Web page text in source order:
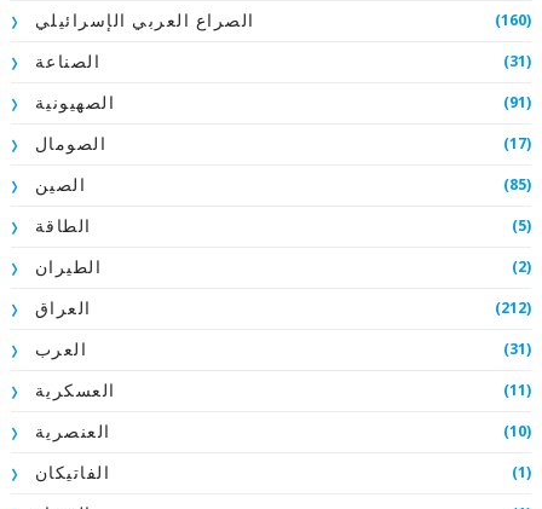
الصراع العربي الإسرائيلي (160)
الصناعة (31)
الصهيونية (91)
الصومال (17)
الصين (85)
الطاقة (5)
الطيران (2)
العراق (212)
العرب (31)
العسكرية (11)
العنصرية (10)
الفاتيكان (1)